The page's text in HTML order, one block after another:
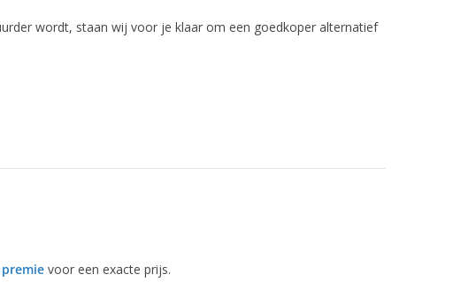
wordt, staan wij voor je klaar om een goedkoper alternatief
voor een exacte prijs.